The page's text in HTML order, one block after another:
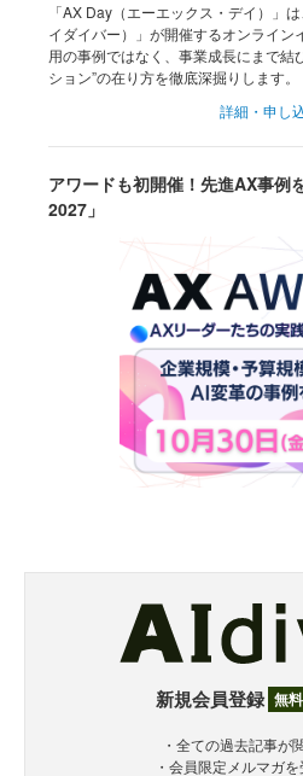
「AX Day（エーエックス・デイ）」
イダイバー）」が開催するオンライン
用の事例ではなく、事業成長にまで結
ション”の在り方を徹底深掘りします。
詳細・申し
アワードも初開催！先進AX事例
2027」
新規会員登録 無料
・全ての過去記事が
・会員限定メルマガ